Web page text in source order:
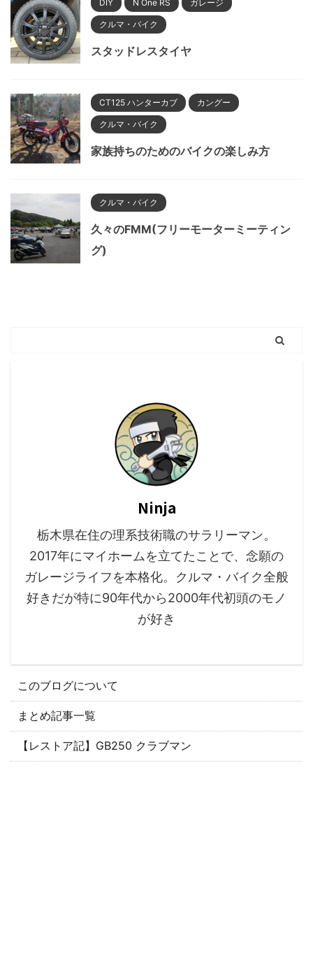
DIY N One RS ガレージ
クルマ・バイク
スタッドレスタイヤ
CT125 ハンターカブ カングー
クルマ・バイク
家族持ちのためのバイクの楽しみ方
クルマ・バイク
久々のFMM(フリーモーターミーティン
グ)
Ninja
栃木県在住の理系技術職のサラリーマン。
2017年にマイホームを立てたことで、念願の
ガレージライフを本格化。クルマ・バイク全般
好きだが特に90年代から2000年代初頭のモノ
が好き
このブログについて
まとめ記事一覧
【レストア記】GB250 クラブマン